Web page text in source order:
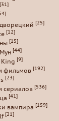
[31]
[25]
[12]
[15]
[44]
King [9]
фильмов [192]
[23]
сериалов [536]
[41]
вампира [159]
[21]